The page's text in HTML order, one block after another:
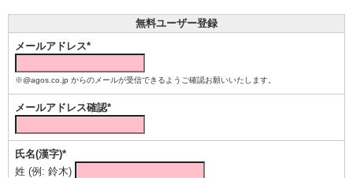
無料ユーザー登録
メールアドレス*
※@agos.co.jp からのメールが受信できるようご確認お願いいたします。
メールアドレス確認*
氏名(漢字)*
姓 (例: 鈴木)